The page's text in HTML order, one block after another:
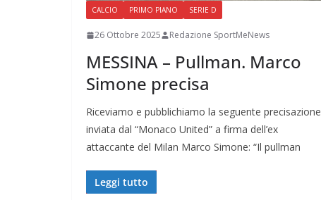
CALCIO PRIMO PIANO SERIE D
26 Ottobre 2025 Redazione SportMeNews
MESSINA – Pullman. Marco
Simone precisa
Riceviamo e pubblichiamo la seguente precisazione
inviata dal “Monaco United” a firma dell’ex
attaccante del Milan Marco Simone: “Il pullman
Leggi tutto